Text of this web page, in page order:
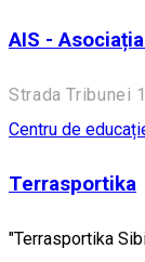
AIS -
Strada Tribunei
Centru de
Terrasportika
"Terrasportika